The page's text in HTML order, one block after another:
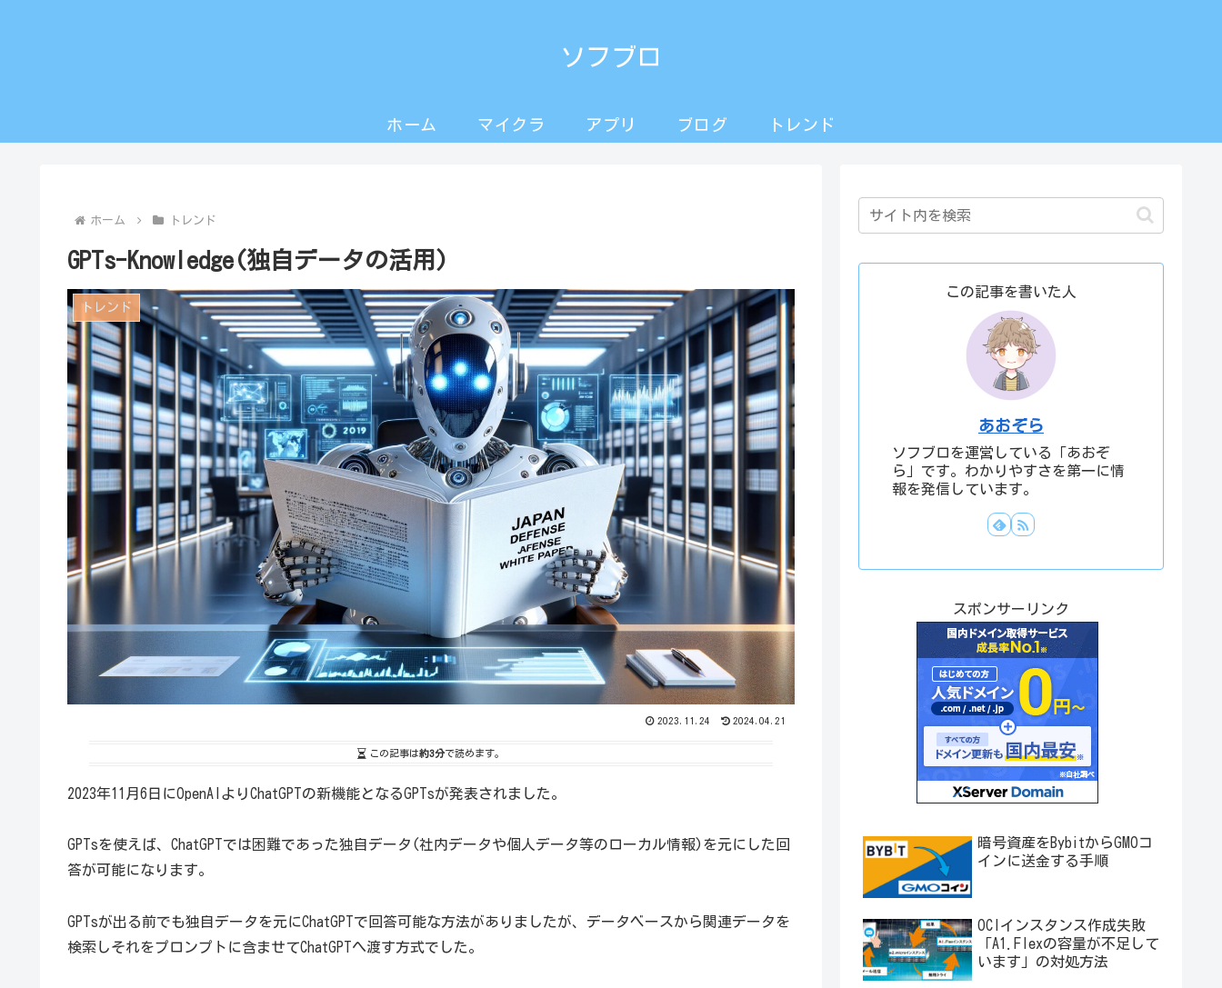
ソフブロ
ホーム マイクラ アプリ ブログ トレンド
ホーム トレンド
GPTs-Knowledge(独自データの活用)
トレンド
2023.11.24 2024.04.21
この記事は約3分で読めます。
2023年11月6日にOpenAIよりChatGPTの新機能となるGPTsが発表されました。
GPTsを使えば、ChatGPTでは困難であった独自データ(社内データや個人データ等のローカル情報)を元にした回
答が可能になります。
GPTsが出る前でも独自データを元にChatGPTで回答可能な方法がありましたが、データベースから関連データを
検索しそれをプロンプトに含ませてChatGPTへ渡す方式でした。
この記事を書いた人
あおぞら
ソフブロを運営している「あおぞ
ら」です。わかりやすさを第一に情
報を発信しています。
スポンサーリンク
暗号資産をBybitからGMOコ
インに送金する手順
OCIインスタンス作成失敗
「A1.Flexの容量が不足して
います」の対処方法